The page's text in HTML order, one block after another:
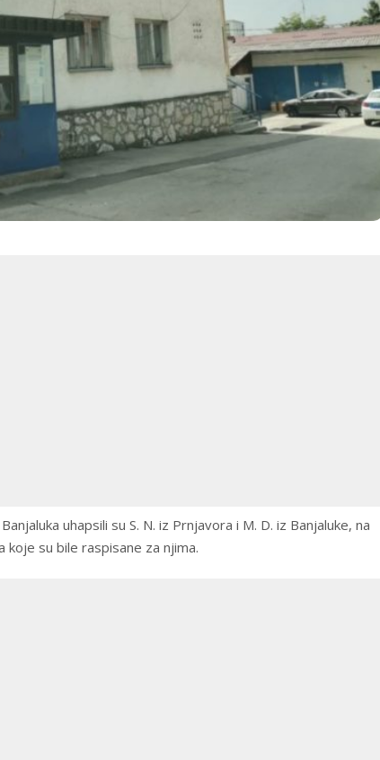
uhapsili su S. N. iz Prnjavora i M. D. iz Banjaluke, na
su bile raspisane za njima.